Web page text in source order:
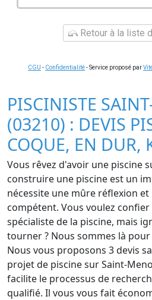
Retour à la liste
CGU - Confidentialité- Service proposé par
PISCINISTE
(03210) : DEVIS
COQUE, EN DUR,
Vous rêvez d'avoir une piscine
construire une piscine est un
nécessite une mûre réflexion
compétent. Vous voulez
spécialiste de la piscine, mais
tourner ? Nous sommes là
Nous vous proposons 3 devis
projet de piscine sur Saint-
facilite le processus de
qualifié. Il vous vous fait